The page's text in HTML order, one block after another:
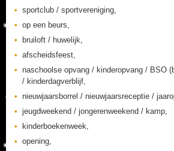
sportclub / sportvereniging,
op een beurs,
bruiloft / huwelijk,
afscheidsfeest,
naschoolse opvang / kinderopvang / BSO
/ kinderdagverblijf,
nieuwjaarsborrel / nieuwjaarsreceptie /
jeugdweekend / jongerenweekend / kamp,
kinderboekenweek,
opening,